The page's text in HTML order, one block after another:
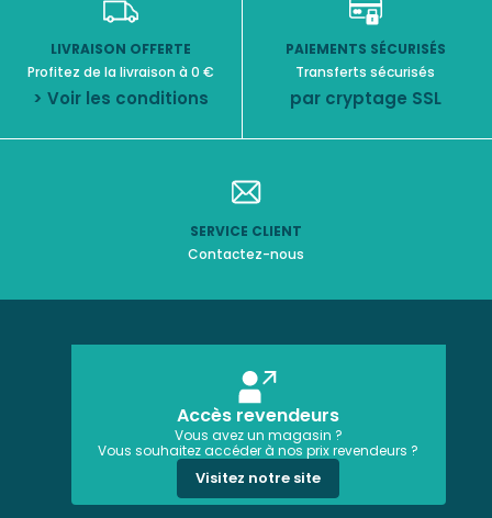
LIVRAISON OFFERTE
Profitez de la livraison à 0 €
> Voir les conditions
PAIEMENTS SÉCURISÉS
Transferts sécurisés
par cryptage SSL
SERVICE CLIENT
Contactez-nous
Accès revendeurs
Vous avez un magasin ?
Vous souhaitez accéder à nos prix revendeurs ?
Visitez notre site